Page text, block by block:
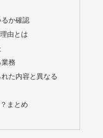
か確認
由とは
務
た内容と異なる
まとめ